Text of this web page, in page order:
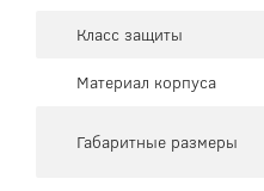
Класс защиты
Материал корпуса
Габаритные размеры